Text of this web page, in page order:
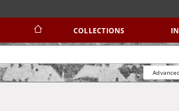
COLLECTIONS